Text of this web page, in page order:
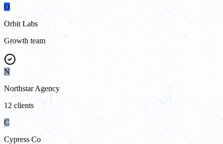
O
Orbit Labs
Growth team
N
Northstar Agency
12 clients
C
Cypress Co